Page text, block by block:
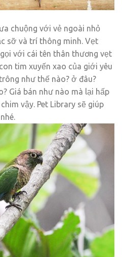
chuộng với vẻ ngoài nhỏ
sỡ và trí thông minh. Vẹt
với cái tên thân thương vẹt
tim xuyến xao của giới yêu
như thế nào? ở đâu?
Giá bán như nào mà lại hấp
vậy. Pet Library sẽ giúp